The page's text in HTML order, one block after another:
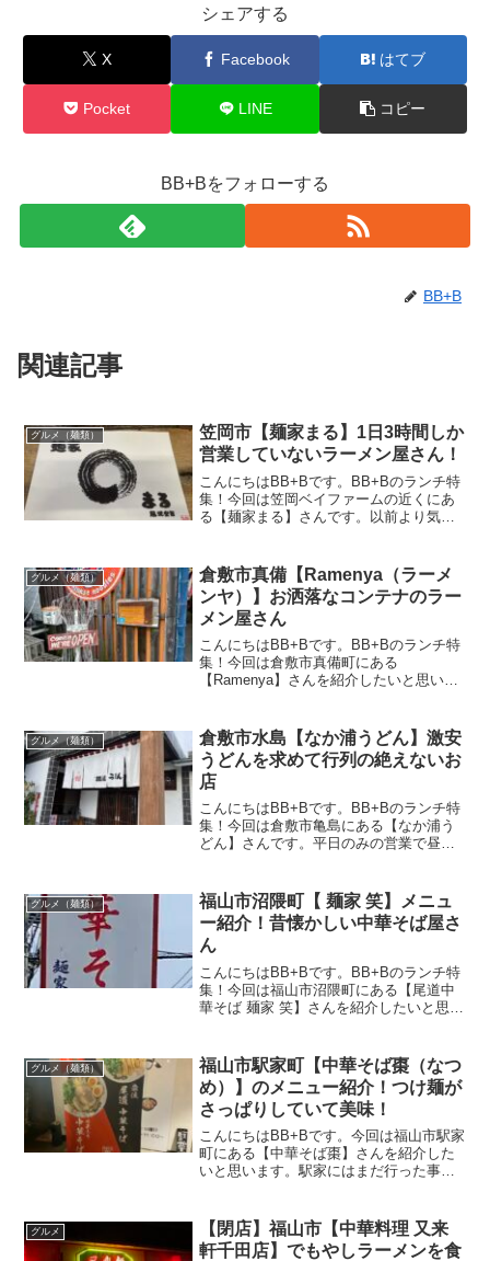
シェアする
X Facebook はてブ
Pocket LINE コピー
BB+Bをフォローする
BB+B
関連記事
グルメ（麺類）
笠岡市【麺家まる】1日3時間しか
営業していないラーメン屋さん！
こんにちはBB+Bです。BB+Bのランチ特
集！今回は笠岡ベイファームの近くにあ
る【麺家まる】さんです。以前より気に
台で食べているような雰囲気が味わえる
特等席があります。...
グルメ（麺類）
倉敷市真備【Ramenya（ラーメ
ンヤ）】お洒落なコンテナのラー
メン屋さん
こんにちはBB+Bです。BB+Bのランチ特
集！今回は倉敷市真備町にある
【Ramenya】さんを紹介したいと思いま
業に携わる業者の方が昼休みに気軽に食
べられるもの...
グルメ（麺類）
倉敷市水島【なか浦うどん】激安
うどんを求めて行列の絶えないお
店
こんにちはBB+Bです。BB+Bのランチ特
集！今回は倉敷市亀島にある【なか浦う
どん】さんです。平日のみの営業で昼時
そんな【讃岐うどんなか浦うどん】さん
の場所や営業時間・...
グルメ（麺類）
福山市沼隈町【 麺家 笑】メニュ
ー紹介！昔懐かしい中華そば屋さ
ん
こんにちはBB+Bです。BB+Bのランチ特
集！今回は福山市沼隈町にある【尾道中
華そば 麺家 笑】さんを紹介したいと思い
お店。沼隈町には以前紹介した【万ぷく
食堂】【みそら...
グルメ（麺類）
福山市駅家町【中華そば棗（なつ
め）】のメニュー紹介！つけ麺が
さっぱりしていて美味！
こんにちはBB+Bです。今回は福山市駅家
町にある【中華そば棗】さんを紹介した
いと思います。駅家にはまだ行った事の
行ってみよう。この記事では【中華そば
棗】さんの場所や営業...
グルメ
【閉店】福山市【中華料理 又来
軒千田店】でもやしラーメンを食